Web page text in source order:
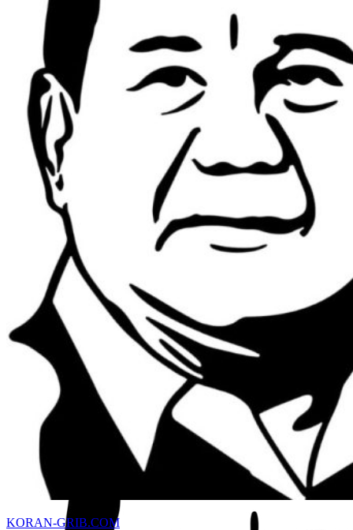
KORAN-GRIB.COM